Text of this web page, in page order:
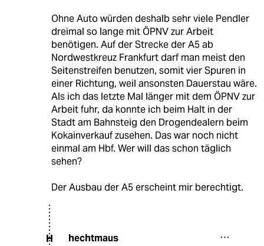
Ohne Auto würden deshalb sehr viele Pendler
dreimal so lange mit ÖPNV zur Arbeit
benötigen. Auf der Strecke der A5 ab
Nordwestkreuz Frankfurt darf man meist den
Seitenstreifen benutzen, somit vier Spuren in
einer Richtung, weil ansonsten Dauerstau wäre.
Als ich das letzte Mal länger mit dem ÖPNV zur
Arbeit fuhr, da konnte ich beim Halt in der
Stadt am Bahnsteig den Drogendealern beim
Kokainverkauf zusehen. Das war noch nicht
einmal am Hbf. Wer will das schon täglich
sehen?
Der Ausbau der A5 erscheint mir berechtigt.
H hechtmaus